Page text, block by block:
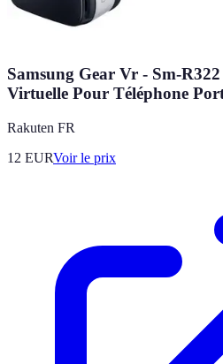
Samsung Gear Vr - Sm-
Virtuelle Pour Téléphone
Rakuten FR
12 EURVoir le prix